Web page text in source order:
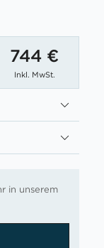
744 €
Inkl. MwSt.
in unserem